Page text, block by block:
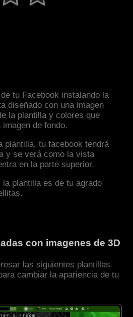
tu Facebook instalando la
diseñado con una imagen
la plantilla y colores que
de fondo.
plantilla, tu facebook tendrá
y se verá como la vista
en la parte superior.
plantilla es de tu agrado
con imagenes de 3D
las siguientes plantillas
cambiar la apariencia de tu